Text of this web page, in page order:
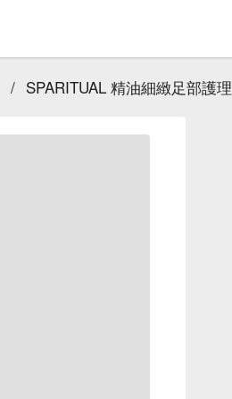
/ SPARITUAL 精油細緻足部護理